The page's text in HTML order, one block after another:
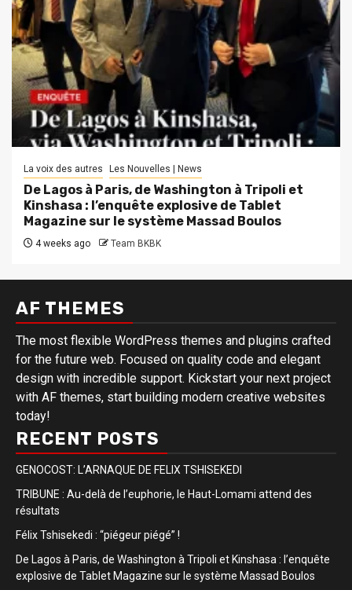
La voix des autres Les Nouvelles | News
De Lagos à Paris, de Washington à Tripoli et
Kinshasa : l’enquête explosive de Tablet
Magazine sur le système Massad Boulos
4 weeks ago Team BKBK
AF THEMES
The most flexible WordPress themes and plugins crafted
for the future web. Focused on quality code and elegant
design with incredible support. Kickstart your next project
with AF themes, start building modern creative websites
today!
RECENT POSTS
GENOCOST: L’ARNAQUE DE FELIX TSHISEKEDI
TRIBUNE : Au-delà de l’euphorie, le Haut-Lomami attend des
résultats
Félix Tshisekedi : “piégeur piégé” !
De Lagos à Paris, de Washington à Tripoli et Kinshasa : l’enquête
explosive de Tablet Magazine sur le système Massad Boulos